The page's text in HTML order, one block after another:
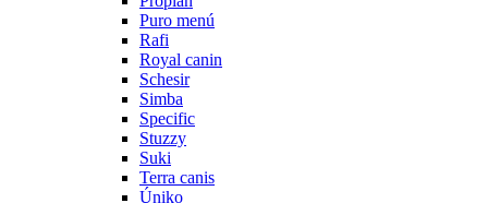
Puro menú
Rafi
Royal canin
Schesir
Simba
Specific
Stuzzy
Suki
Terra canis
Úniko